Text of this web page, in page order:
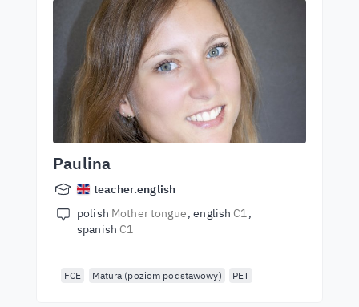
Paulina
teacher.english
polish Mother tongue english C1
spanish C1
FCE Matura (poziom podstawowy) PET